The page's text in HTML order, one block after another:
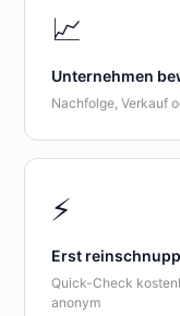
📈
Unternehmen
Nachfolge, Verkauf
⚡
Erst
Quick-Check
anonym